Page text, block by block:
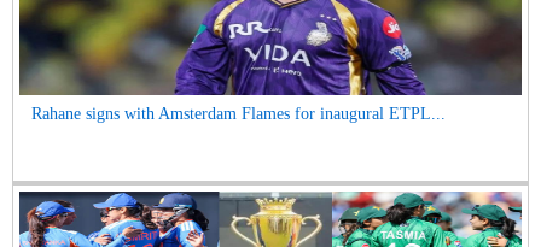
Rahane signs with Amsterdam Flames for inaugural ETPL...